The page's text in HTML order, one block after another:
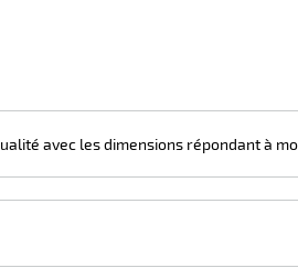
avec les dimensions répondant à